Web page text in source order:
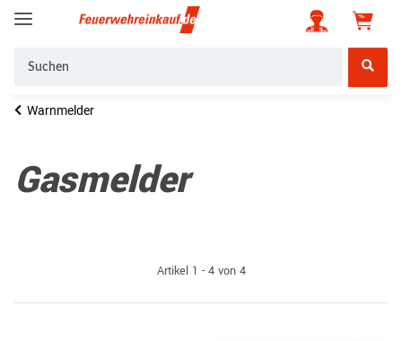
Warnmelder
Gasmelder
Artikel 1 - 4 von 4